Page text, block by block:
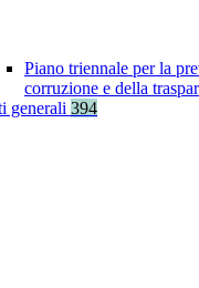
Piano triennale per la
corruzione e della
generali 394